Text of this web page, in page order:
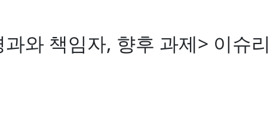
와 책임자, 향후 과제> 이슈리